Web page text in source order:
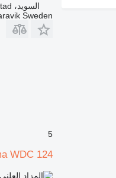
السويد، Karlstad
Sweden
5
WDC 124